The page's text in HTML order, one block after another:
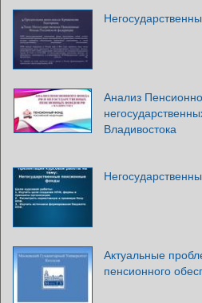
Анализ
Владивостока
Актуальные
пенсионного